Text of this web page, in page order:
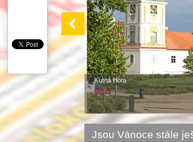
Kutná Hora
Jsou Vánoce stále